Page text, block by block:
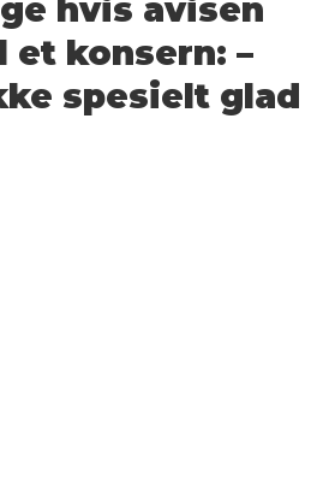
hvis avisen
konsern: –
spesielt glad